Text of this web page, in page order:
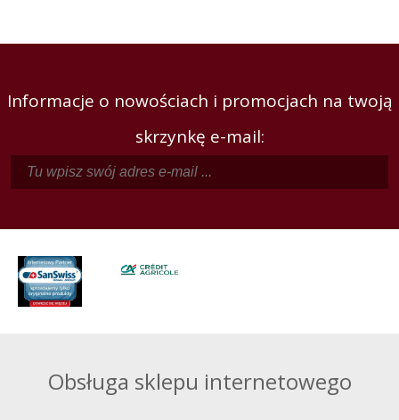
Informacje o nowościach i promocjach na twoją
skrzynkę e-mail:
Obsługa sklepu internetowego